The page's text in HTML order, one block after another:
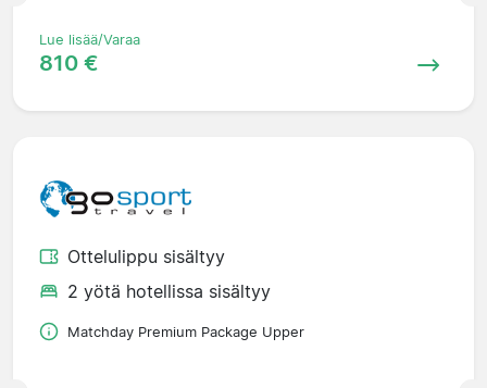
Lue lisää/Varaa
810 €
Ottelulippu sisältyy
2 yötä hotellissa sisältyy
Matchday Premium Package Upper